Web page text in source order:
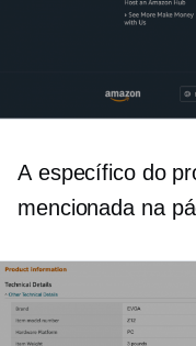
A específico do
mencionada na